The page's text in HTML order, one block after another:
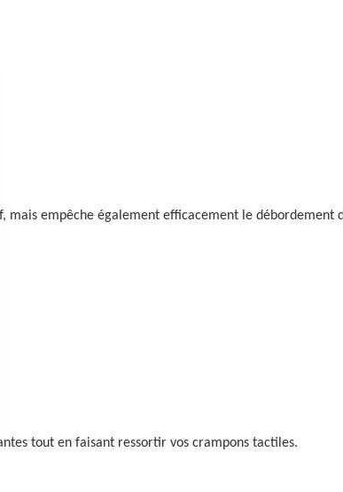
mais empêche également efficacement le débordement
tout en faisant ressortir vos crampons tactiles.